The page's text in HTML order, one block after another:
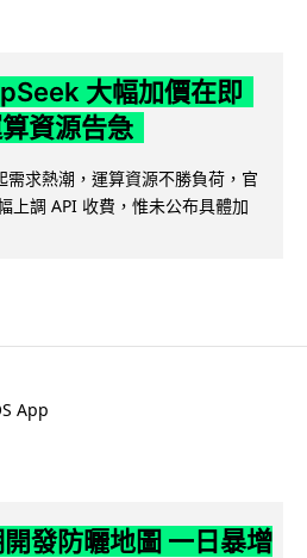
大幅加價在即
資源告急
求熱潮，運算資源不勝負荷，官
上調 API 收費，惟未公布具體加
App
發防曬地圖 一日暴增